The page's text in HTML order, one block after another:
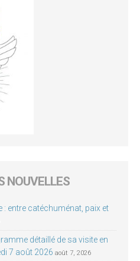
NOUVELLES
: entre catéchuménat, paix et
détaillé de sa visite en
7 août 2026 août 7, 2026